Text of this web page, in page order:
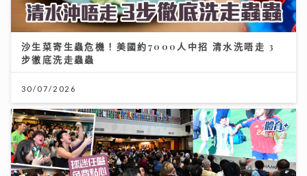
世界盃決賽｜球迷逼爆黃埔美食坊直擊西班牙奪冠 300
吋巨型大屏幕睇入球勁震撼